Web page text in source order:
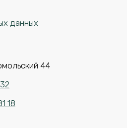
данных
44
18